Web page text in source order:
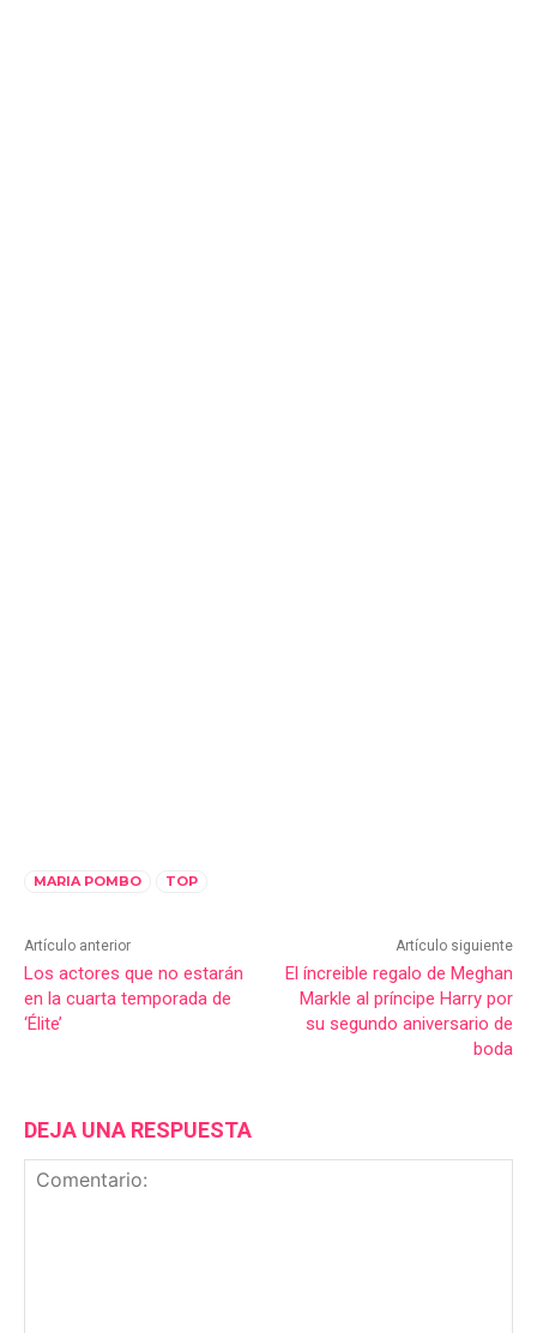
MARIA POMBO TOP
Artículo anterior
Los actores que no estarán
en la cuarta temporada de
‘Élite’
Artículo siguiente
El íncreible regalo de Meghan
Markle al príncipe Harry por
su segundo aniversario de
boda
DEJA UNA RESPUESTA